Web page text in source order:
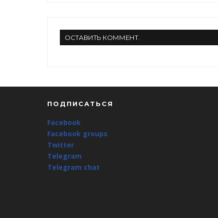
ОСТАВИТЬ КОММЕНТ.
ПОДПИСАТЬСЯ
Facebook
Facebook groups
Twitter
Telegram
Telegram chat